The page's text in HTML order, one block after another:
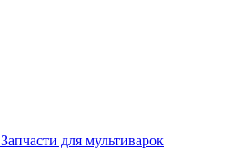
Запчасти для мультиварок